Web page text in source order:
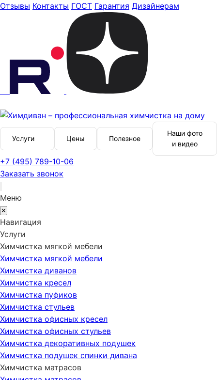
Отзывы Контакты ГОСТ Гарантия Дизайнерам
Услуги Цены Полезное
Наши фото
и видео
+7 (495) 789-10-06
Заказать звонок
Меню
✕
Навигация
Услуги
Химчистка мягкой мебели
Химчистка мягкой мебели
Химчистка диванов
Химчистка кресел
Химчистка пуфиков
Химчистка стульев
Химчистка офисных кресел
Химчистка офисных стульев
Химчистка декоративных подушек
Химчистка подушек спинки дивана
Химчистка матрасов